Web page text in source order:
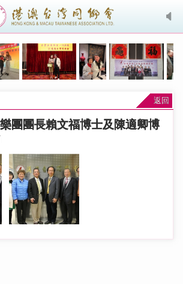
返回
團團長賴文福博士及陳適卿博